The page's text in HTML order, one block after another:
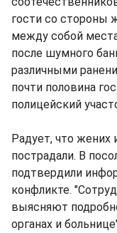
гости со стороны
между собой
после шумного
различными
почти половина
полицейский
Радует, что жених
пострадали. В
подтвердили
конфликте.
выясняют
органах и